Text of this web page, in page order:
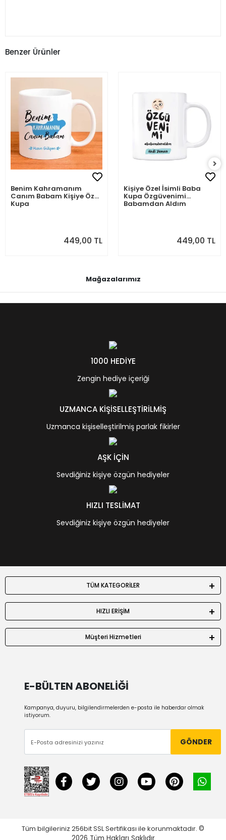
Benzer Ürünler
Benim Kahramanım
Canım Babam Kişiye Özel
Kupa
449,00 TL
Kişiye Özel İsimli Baba
Kupa Özgüvenimi
Babamdan Aldım
449,00 TL
Mağazalarımız
1000 HEDİYE
Zengin hediye içeriği
UZMANCA KİŞİSELLEŞTİRİLMİŞ
Uzmanca kişiselleştirilmiş parlak fikirler
AŞK İÇİN
Sevdiğiniz kişiye özgün hediyeler
HIZLI TESLİMAT
Sevdiğiniz kişiye özgün hediyeler
TÜM KATEGORİLER
HIZLI ERİŞİM
Müşteri Hizmetleri
E-BÜLTEN ABONELİĞİ
Kampanya, duyuru, bilgilendirmelerden e-posta ile haberdar olmak
istiyorum.
GÖNDER
Tüm bilgileriniz 256bit SSL Sertifikası ile korunmaktadır. ©